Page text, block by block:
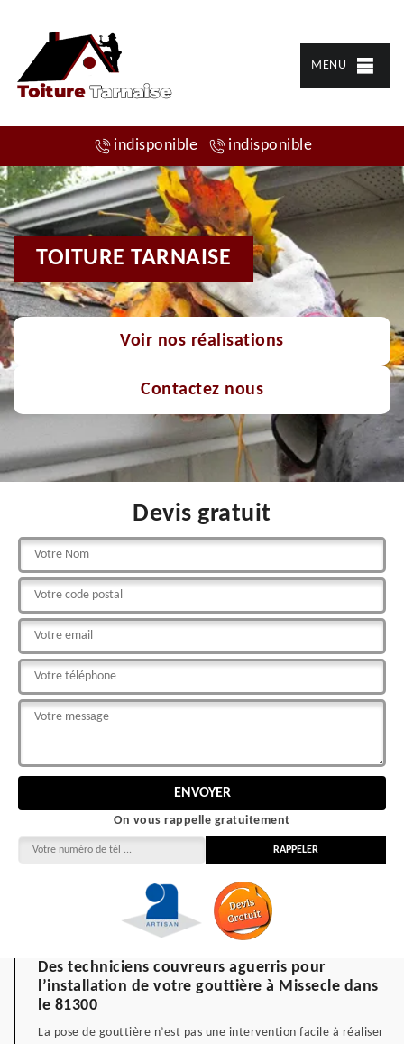
MENU
indisponible indisponible
TOITURE TARNAISE
Voir nos réalisations
Contactez nous
Devis gratuit
On vous rappelle gratuitement
Des techniciens couvreurs aguerris pour
l’installation de votre gouttière à Missecle dans
le 81300
La pose de gouttière n’est pas une intervention facile à réaliser